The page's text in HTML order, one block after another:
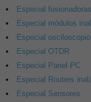
Especial
Especial módulos
Especial
Especial OTDR
Especial Panel PC
Especial Routers
Especial Sensores